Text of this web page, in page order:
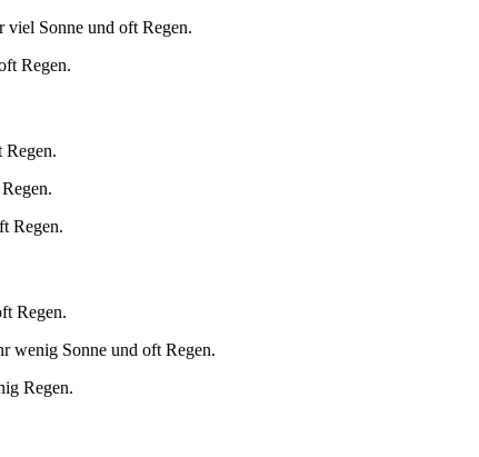
viel Sonne und oft Regen.
Regen.
Regen.
Regen.
Regen.
wenig Sonne und oft Regen.
Regen.